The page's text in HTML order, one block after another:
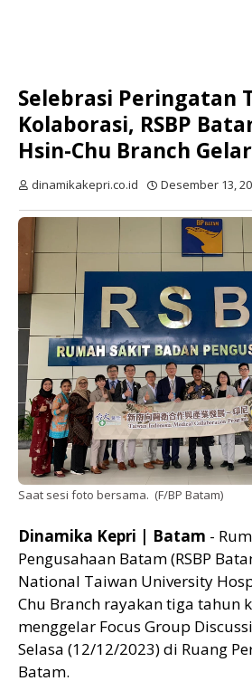
Selebrasi Peringatan
Kolaborasi, RSBP
Hsin-Chu Branch
dinamikakepri.co.id Desember 13,
Saat sesi foto bersama. (F/BP Batam)
Dinamika Kepri | Batam -
Pengusahaan Batam (RSBP
National Taiwan University
Chu Branch rayakan tiga tahun
menggelar Focus Group
Selasa (12/12/2023) di Ruang
Batam.